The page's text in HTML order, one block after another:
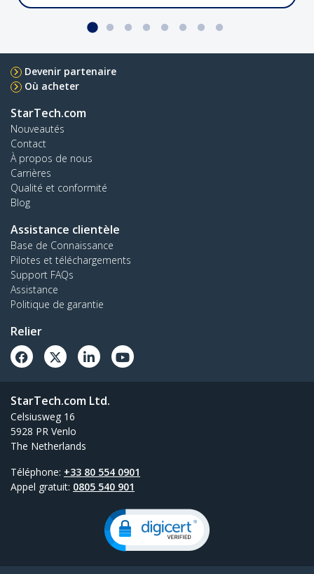
Support de bureau pour deux moniteurs,
pouvant accueillir jusqu'à 27" avec colonne
réglable en hauteur
Hub USB-C 4 Ports, 5Gbps, Splitter USB
H5C4A-USB-HUB
Ajoutez quatre ports USB 3.0 externes à votre
ordinateur portable ou Ultrabook&trade; grâce
à un hub fin et portable
Devenir partenaire
Où acheter
StarTech.com
Nouveautés
Contact
À propos de nous
Carrières
Qualité et conformité
Blog
Assistance clientèle
Base de Connaissance
Pilotes et téléchargements
Support FAQs
Assistance
Politique de garantie
Relier
StarTech.com Ltd.
Celsiusweg 16
5928 PR Venlo
The Netherlands
Téléphone: +33 80 554 0901
Appel gratuit: 0805 540 901